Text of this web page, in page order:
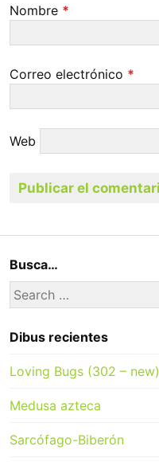
Nombre *
Correo electrónico *
Web
Busca…
Search
for:
Dibus recientes
Loving Bugs (302 – new)
Medusa azteca
Sarcófago-Biberón